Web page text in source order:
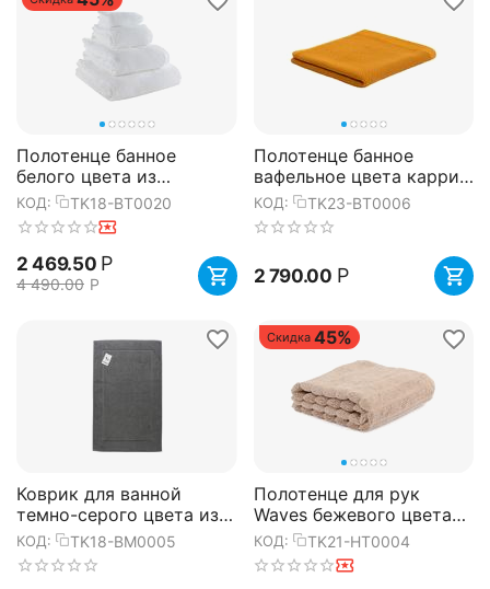
Полотенце банное
белого цвета из
коллекции Essential,
90х150 см, Tkano
КОД: TK18-BT0020
2 469.50 Р
4 490.00 Р
Полотенце банное
вафельное цвета карри
из коллекции Essential,
70х140 см, Tkano
КОД: TK23-BT0006
2 790.00 Р
Коврик для ванной
темно-серого цвета из
коллекции Essential,
50х80 см, Tkano
КОД: TK18-BM0005
Скидка 45%
Полотенце для рук
Waves бежевого цвета
из коллекции Essential,
50х90 см, Tkano
КОД: TK21-HT0004